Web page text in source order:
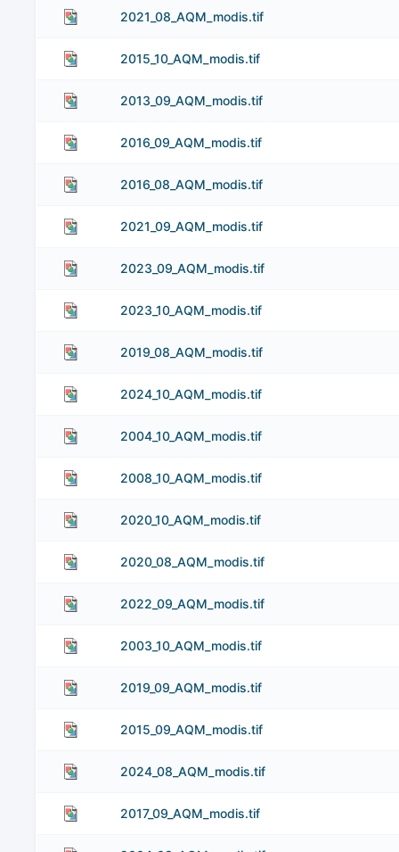
2021_08_AQM_modis.tif
2015_10_AQM_modis.tif
2013_09_AQM_modis.tif
2016_09_AQM_modis.tif
2016_08_AQM_modis.tif
2021_09_AQM_modis.tif
2023_09_AQM_modis.tif
2023_10_AQM_modis.tif
2019_08_AQM_modis.tif
2024_10_AQM_modis.tif
2004_10_AQM_modis.tif
2008_10_AQM_modis.tif
2020_10_AQM_modis.tif
2020_08_AQM_modis.tif
2022_09_AQM_modis.tif
2003_10_AQM_modis.tif
2019_09_AQM_modis.tif
2015_09_AQM_modis.tif
2024_08_AQM_modis.tif
2017_09_AQM_modis.tif